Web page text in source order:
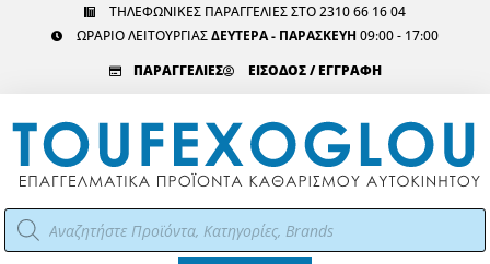
ΤΗΛΕΦΩΝΙΚΕΣ ΠΑΡΑΓΓΕΛΙΕΣ ΣΤΟ 2310 66 16 04
ΩΡΑΡΙΟ ΛΕΙΤΟΥΡΓΙΑΣΔΕΥΤΕΡΑ - ΠΑΡΑΣΚΕΥΗ 09:00 - 17:00
ΠΑΡΑΓΓΕΛΙΕΣ
ΕΙΣΟΔΟΣ / ΕΓΓΡΑΦΗ
Αναζήτηση
προϊόντων